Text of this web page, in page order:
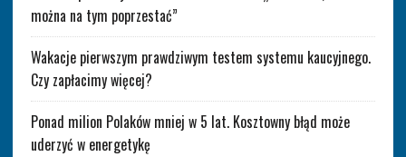
można na tym poprzestać”
Wakacje pierwszym prawdziwym testem systemu kaucyjnego.
Czy zapłacimy więcej?
Ponad milion Polaków mniej w 5 lat. Kosztowny błąd może
uderzyć w energetykę